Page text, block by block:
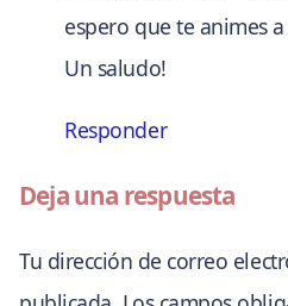
espero que te animes
Un saludo!
Responder
Deja una respuesta
Tu dirección de correo